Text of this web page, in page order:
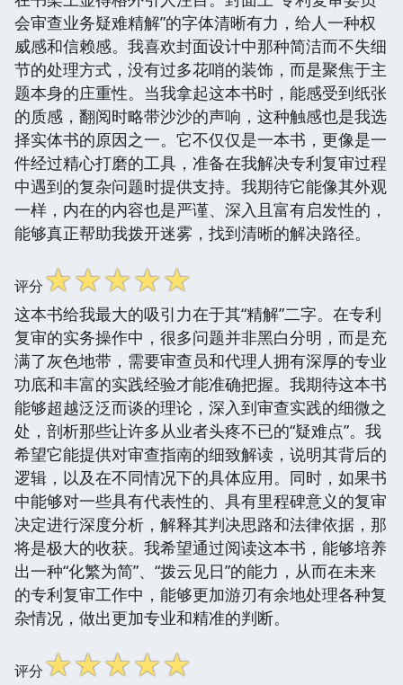
会审查业务疑难精解”的字体清晰有力，给人一种权
威感和信赖感。我喜欢封面设计中那种简洁而不失细
节的处理方式，没有过多花哨的装饰，而是聚焦于主
题本身的庄重性。当我拿起这本书时，能感受到纸张
的质感，翻阅时略带沙沙的声响，这种触感也是我选
择实体书的原因之一。它不仅仅是一本书，更像是一
件经过精心打磨的工具，准备在我解决专利复审过程
中遇到的复杂问题时提供支持。我期待它能像其外观
一样，内在的内容也是严谨、深入且富有启发性的，
能够真正帮助我拨开迷雾，找到清晰的解决路径。
评分☆☆☆☆☆
这本书给我最大的吸引力在于其“精解”二字。在专利
复审的实务操作中，很多问题并非黑白分明，而是充
满了灰色地带，需要审查员和代理人拥有深厚的专业
功底和丰富的实践经验才能准确把握。我期待这本书
能够超越泛泛而谈的理论，深入到审查实践的细微之
处，剖析那些让许多从业者头疼不已的“疑难点”。我
希望它能提供对审查指南的细致解读，说明其背后的
逻辑，以及在不同情况下的具体应用。同时，如果书
中能够对一些具有代表性的、具有里程碑意义的复审
决定进行深度分析，解释其判决思路和法律依据，那
将是极大的收获。我希望通过阅读这本书，能够培养
出一种“化繁为简”、“拨云见日”的能力，从而在未来
的专利复审工作中，能够更加游刃有余地处理各种复
杂情况，做出更加专业和精准的判断。
评分☆☆☆☆☆